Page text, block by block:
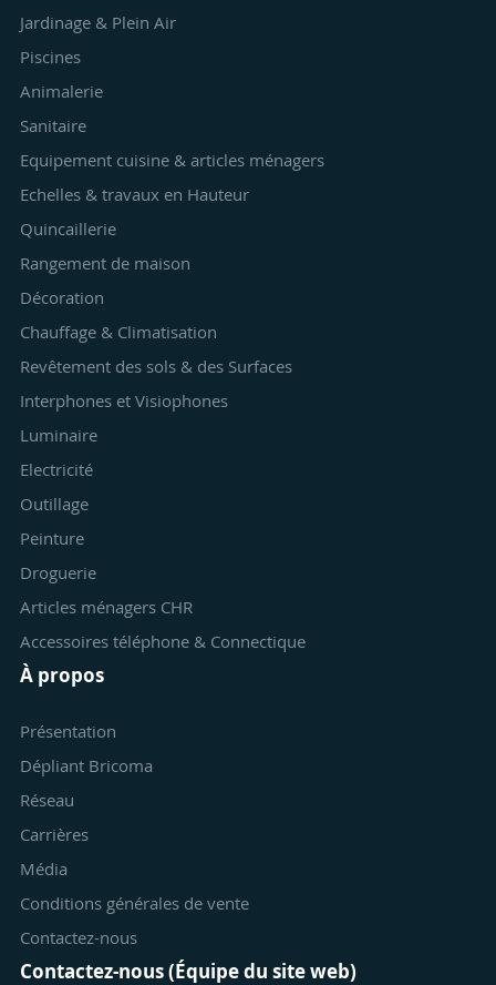
Jardinage & Plein Air
Piscines
Animalerie
Sanitaire
Equipement cuisine & articles ménagers
Echelles & travaux en Hauteur
Quincaillerie
Rangement de maison
Décoration
Chauffage & Climatisation
Revêtement des sols & des Surfaces
Interphones et Visiophones
Luminaire
Electricité
Outillage
Peinture
Droguerie
Articles ménagers CHR
Accessoires téléphone & Connectique
À propos
Présentation
Dépliant Bricoma
Réseau
Carrières
Média
Conditions générales de vente
Contactez-nous
Contactez-nous (Équipe du site web)